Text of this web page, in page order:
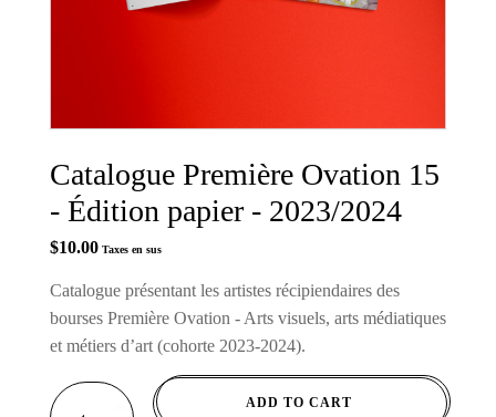
Catalogue Première Ovation 15
- Édition papier - 2023/2024
$10.00 Taxes en sus
Catalogue présentant les artistes récipiendaires des
bourses Première Ovation - Arts visuels, arts médiatiques
et métiers d’art (cohorte 2023-2024).
CATALOGUE
PREMIÈRE
ADD TO CART